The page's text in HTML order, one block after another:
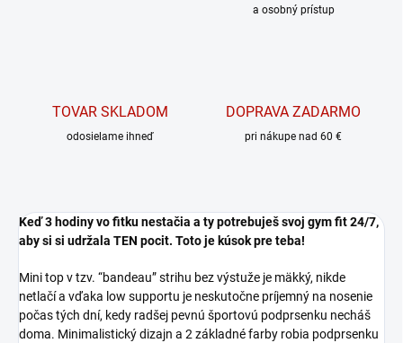
a osobný prístup
TOVAR SKLADOM
odosielame ihneď
DOPRAVA ZADARMO
pri nákupe nad 60 €
Keď 3 hodiny vo fitku nestačia a ty potrebuješ svoj gym fit 24/7,
aby si si udržala TEN pocit. Toto je kúsok pre teba!
Mini top v tzv. “bandeau” strihu bez výstuže je mäkký, nikde
netlačí a vďaka low supportu je neskutočne príjemný na nosenie
počas tých dní, kedy radšej pevnú športovú podprsenku necháš
doma. Minimalistický dizajn a 2 základné farby robia podprsenku